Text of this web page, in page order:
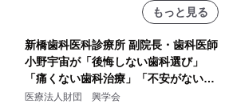
もっと見る
新橋歯科医科診療所 副院長・歯科医師
小野宇宙が「後悔しない歯科選び」
「痛くない歯科治療」「不安がない治
療計画」をテーマに専門監修
医療法人財団 興学会